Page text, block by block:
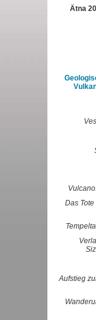
Ätna
Das
Aufstieg